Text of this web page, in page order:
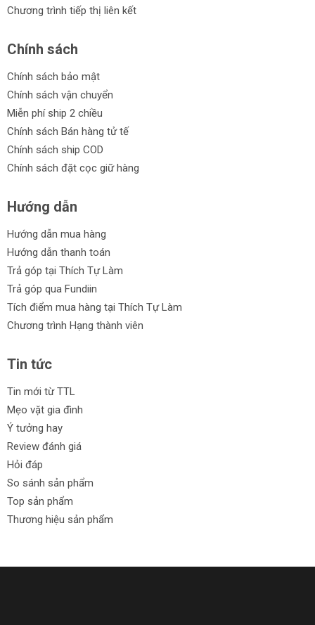
Chương trình tiếp thị liên kết
Chính sách
Chính sách bảo mật
Chính sách vận chuyển
Miễn phí ship 2 chiều
Chính sách Bán hàng tử tế
Chính sách ship COD
Chính sách đặt cọc giữ hàng
Hướng dẫn
Hướng dẫn mua hàng
Hướng dẫn thanh toán
Trả góp tại Thích Tự Làm
Trả góp qua Fundiin
Tích điểm mua hàng tại Thích Tự Làm
Chương trình Hạng thành viên
Tin tức
Tin mới từ TTL
Mẹo vặt gia đình
Ý tưởng hay
Review đánh giá
Hỏi đáp
So sánh sản phẩm
Top sản phẩm
Thương hiệu sản phẩm